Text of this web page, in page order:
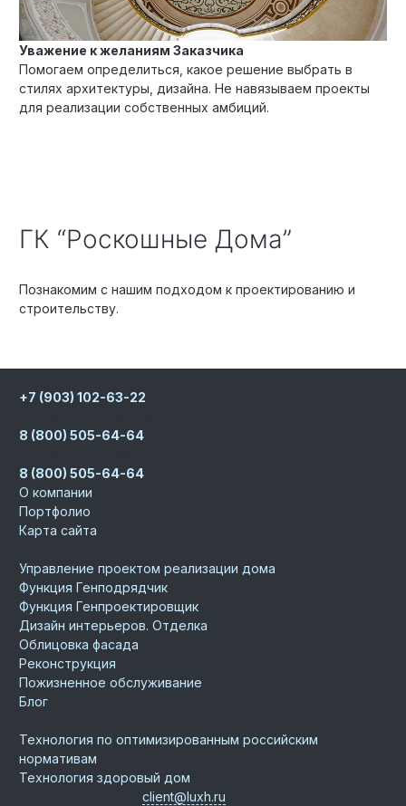
Уважение к желаниям Заказчика
Помогаем определиться, какое решение выбрать в
стилях архитектуры, дизайна. Не навязываем проекты
для реализации собственных амбиций.
ГК “Роскошные Дома”
Познакомим с нашим подходом к проектированию и
строительству.
+7 (903) 102-63-22
8 (800) 505-64-64
8 (800) 505-64-64
О компании
Портфолио
Карта сайта
Управление проектом реализации дома
Функция Генподрядчик
Функция Генпроектировщик
Дизайн интерьеров. Отделка
Облицовка фасада
Реконструкция
Пожизненное обслуживание
Блог
Технология по оптимизированным российским
нормативам
Технология здоровый дом
client@luxh.ru